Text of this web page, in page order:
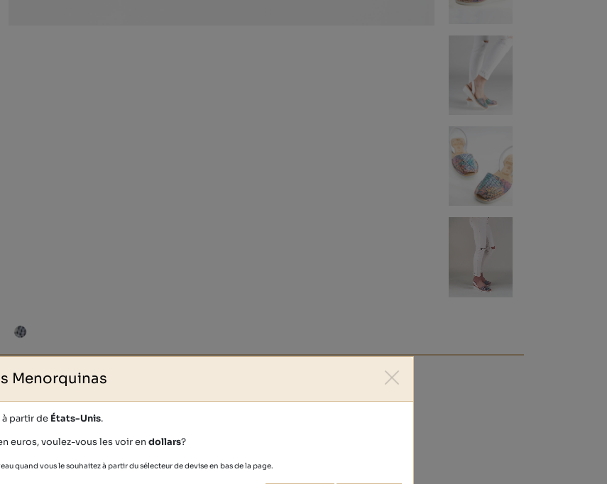
personnes ont également acheté
Menorquinas
partir de États-Unis.
euros, voulez-vous les voir endollars?
quand vous le souhaitez à partir du sélecteur de devise en bas de la page.